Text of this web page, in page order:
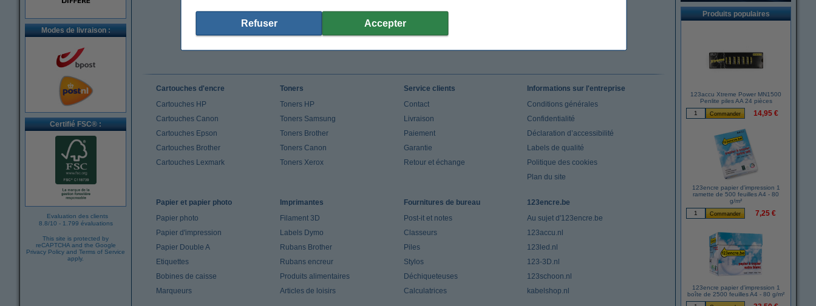
Modes de livraison :
Certifié FSC® :
Evaluation des clients
8.8/10 - 1.799 évaluations
This site is protected by
reCAPTCHA and the Google
Privacy Policy and Terms of Service
apply.
Produits populaires
123accu Xtreme Power MN1500
Penlite piles AA 24 pièces
14,95 €
123encre papier d'impression 1
ramette de 500 feuilles A4 - 80
g/m²
7,25 €
123encre papier d'impression 1
boîte de 2500 feuilles A4 - 80 g/m²
Cartouches d'encre
Cartouches HP
Cartouches Canon
Cartouches Epson
Cartouches Brother
Cartouches Lexmark
Toners
Toners HP
Toners Samsung
Toners Brother
Toners Canon
Toners Xerox
Service clients
Contact
Livraison
Paiement
Garantie
Retour et échange
Informations sur l'entreprise
Conditions générales
Confidentialité
Déclaration d’accessibilité
Labels de qualité
Politique des cookies
Plan du site
Papier et papier photo
Papier photo
Papier d'impression
Papier Double A
Etiquettes
Bobines de caisse
Marqueurs
Imprimantes
Filament 3D
Labels Dymo
Rubans Brother
Rubans encreur
Produits alimentaires
Articles de loisirs
Fournitures de bureau
Post-it et notes
Classeurs
Piles
Stylos
Déchiqueteuses
Calculatrices
123encre.be
Au sujet d'123encre.be
123accu.nl
123led.nl
123-3D.nl
123schoon.nl
kabelshop.nl
Refuser Accepter